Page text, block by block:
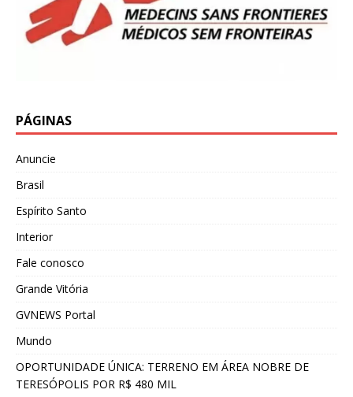
PÁGINAS
Anuncie
Brasil
Espírito Santo
Interior
Fale conosco
Grande Vitória
GVNEWS Portal
Mundo
OPORTUNIDADE ÚNICA: TERRENO EM ÁREA NOBRE DE
TERESÓPOLIS POR R$ 480 MIL